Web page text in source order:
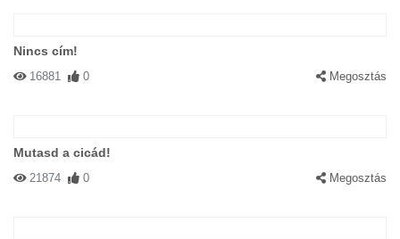
Nincs cím!
16881 0 Megosztás
Mutasd a cicád!
21874 0 Megosztás